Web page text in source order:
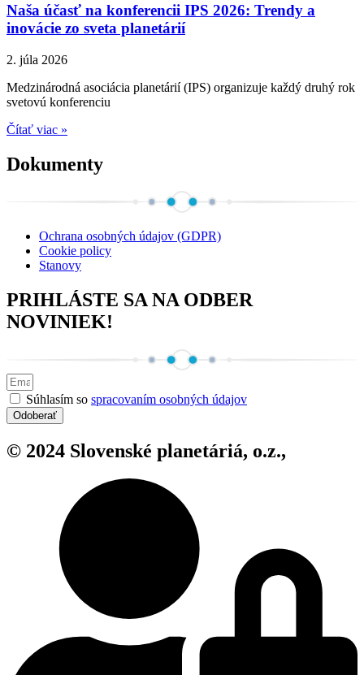
Naša účasť na konferencii IPS 2026: Trendy a
inovácie zo sveta planetárií
2. júla 2026
Medzinárodná asociácia planetárií (IPS) organizuje každý druhý rok
svetovú konferenciu
Čítať viac »
Dokumenty
Ochrana osobných údajov (GDPR)
Cookie policy
Stanovy
PRIHLÁSTE SA NA ODBER
NOVINIEK!
Súhlasím so spracovaním osobných údajov
Odoberať
© 2024 Slovenské planetáriá, o.z.,